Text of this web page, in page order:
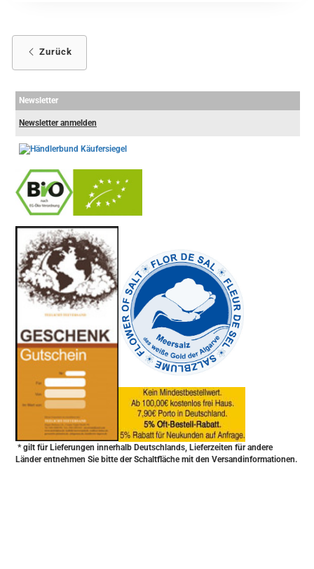
Zurück
Newsletter
Newsletter anmelden
* gilt für Lieferungen innerhalb Deutschlands, Lieferzeiten für andere
Länder entnehmen Sie bitte der Schaltfläche mit den Versandinformationen.